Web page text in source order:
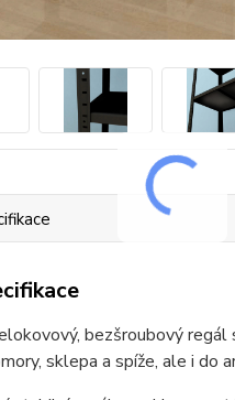
bezšroubový
sklepa a spíže, ale i do